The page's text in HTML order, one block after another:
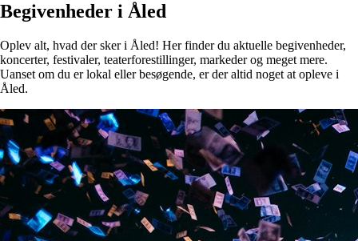
Begivenheder i Åled
Oplev alt, hvad der sker i Åled! Her finder du aktuelle begivenheder,
koncerter, festivaler, teaterforestillinger, markeder og meget mere.
Uanset om du er lokal eller besøgende, er der altid noget at opleve i
Åled.